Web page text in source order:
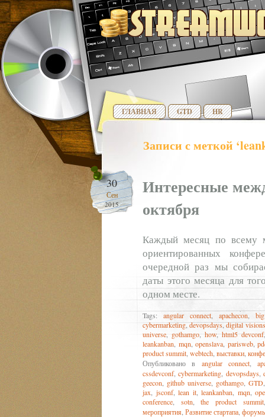
ГЛАВНАЯ GTD HR
Записи с меткой
30
Сен
2015
Интересные
октября
Каждый месяц по всему
ориентированных
очередной раз мы
даты этого месяца для
одном месте.
Tags: angular connect apachecon
cybermarketing,devopsdays,digital visions
universe gothamgo how, html5 devconf
leankanban mqn ,openslava parisweb,
product summit webtech выставки
Опубликовано в angular connect,
cssdevconf,cybermarketing devopsdays,
geecon
github universe, gothamgo, GTD
jax
jsconf, lean it, leankanban mqn
conference
sotn ,the product summit
мероприятия Развитие стартапа